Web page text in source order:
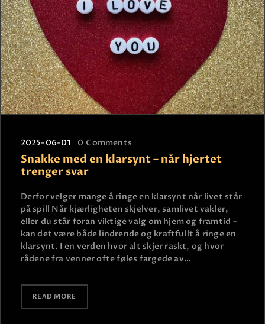
2025-06-01 0 Comments
Snakke med en klarsynt – når hjertet
trenger svar
Derfor velger mange å ringe en klarsynt når livet står
på spill Når kjærligheten skjelver, samlivet vakler,
eller du står foran viktige valg om hjem og framtid –
kan det være både lindrende og kraftfullt å ringe en
klarsynt. I en verden hvor alt skjer raskt, og hvor
rådene fra venner ofte føles fargede av…
READ MORE